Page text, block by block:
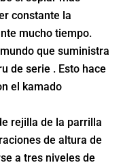
constante la
mucho tiempo.
que suministra
de serie . Esto hace
el kamado
rejilla de la parrilla
de altura de
a tres niveles de